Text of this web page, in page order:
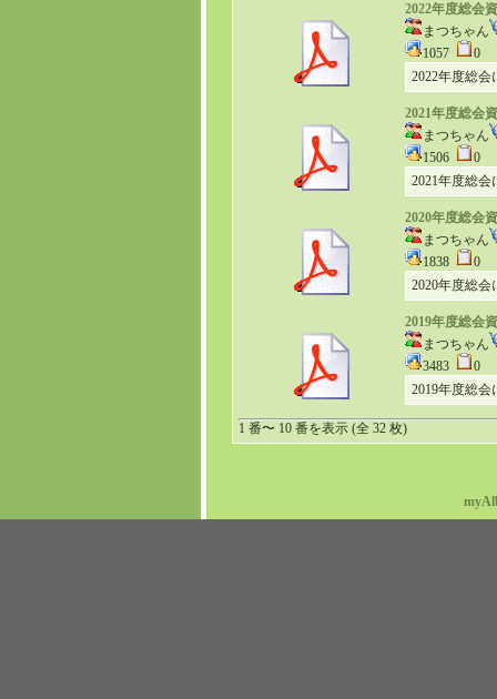
2022年度総会
まつちゃん
1057
0
2022年度総
2021年度総会
まつちゃん
1506
0
2021年度総
2020年度総会
まつちゃん
1838
0
2020年度総
2019年度総会
まつちゃん
3483
0
2019年度総
1 番〜 10 番を表示 (全 32 枚)